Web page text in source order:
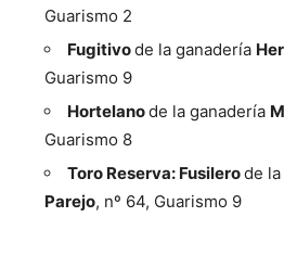
Guarismo 2
Fugitivode la ganadería
Guarismo 9
Hortelanode la ganadería
Guarismo 8
Toro Reserva: Fusilerode
Parejo, nº 64, Guarismo 9